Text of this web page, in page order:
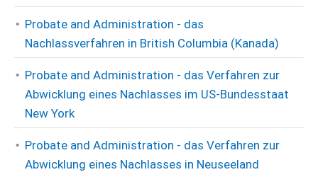
Probate and Administration - das
Nachlassverfahren in British Columbia (Kanada)
Probate and Administration - das Verfahren zur
Abwicklung eines Nachlasses im US-Bundesstaat
New York
Probate and Administration - das Verfahren zur
Abwicklung eines Nachlasses in Neuseeland